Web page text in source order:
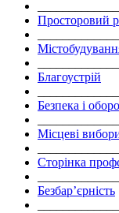
Просторовий
Благоустрій
Безпека і
Місцеві
Сторінка
Безбар’єрність